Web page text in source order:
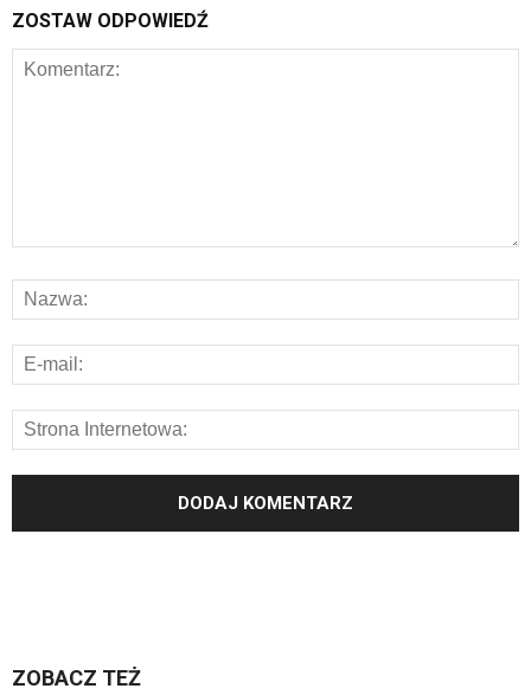
ZOSTAW ODPOWIEDŹ
ZOBACZ TEŻ